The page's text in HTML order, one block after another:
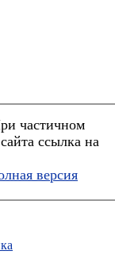
частичном
ссылка на
версия